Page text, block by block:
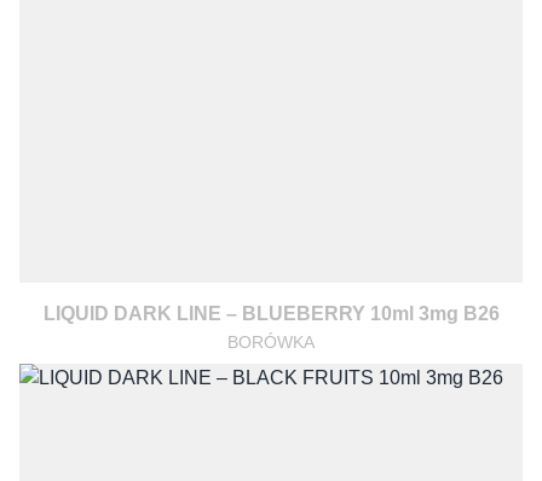
LIQUID DARK LINE – BLUEBERRY 10ml 3mg B26
BORÓWKA